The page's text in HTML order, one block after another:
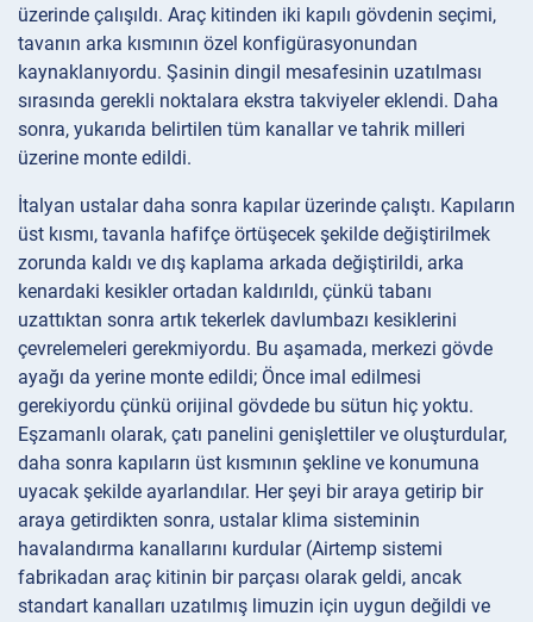
üzerinde çalışıldı. Araç kitinden iki kapılı gövdenin seçimi,
tavanın arka kısmının özel konfigürasyonundan
kaynaklanıyordu. Şasinin dingil mesafesinin uzatılması
sırasında gerekli noktalara ekstra takviyeler eklendi. Daha
sonra, yukarıda belirtilen tüm kanallar ve tahrik milleri
üzerine monte edildi.
İtalyan ustalar daha sonra kapılar üzerinde çalıştı. Kapıların
üst kısmı, tavanla hafifçe örtüşecek şekilde değiştirilmek
zorunda kaldı ve dış kaplama arkada değiştirildi, arka
kenardaki kesikler ortadan kaldırıldı, çünkü tabanı
uzattıktan sonra artık tekerlek davlumbazı kesiklerini
çevrelemeleri gerekmiyordu. Bu aşamada, merkezi gövde
ayağı da yerine monte edildi; Önce imal edilmesi
gerekiyordu çünkü orijinal gövdede bu sütun hiç yoktu.
Eşzamanlı olarak, çatı panelini genişlettiler ve oluşturdular,
daha sonra kapıların üst kısmının şekline ve konumuna
uyacak şekilde ayarlandılar. Her şeyi bir araya getirip bir
araya getirdikten sonra, ustalar klima sisteminin
havalandırma kanallarını kurdular (Airtemp sistemi
fabrikadan araç kitinin bir parçası olarak geldi, ancak
standart kanalları uzatılmış limuzin için uygun değildi ve